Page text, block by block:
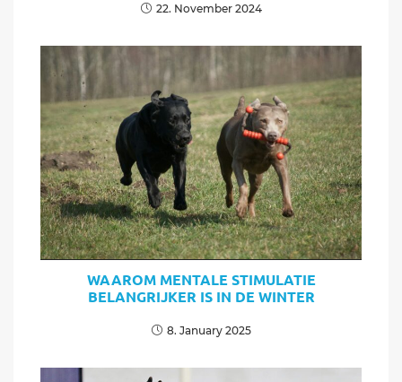
22. November 2024
WAAROM MENTALE STIMULATIE
BELANGRIJKER IS IN DE WINTER
8. January 2025